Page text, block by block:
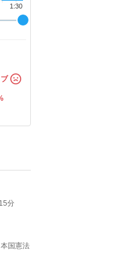
1:30
分
本国憲法